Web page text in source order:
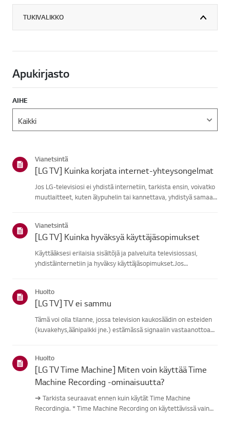
TUKIVALIKKO
Apukirjasto
AIHE
Vianetsintä
[LG TV] Kuinka korjata internet-yhteysongelmat
Jos LG-televisiosi ei yhdistä internetiin, tarkista ensin, voivatko
muutlaitteet, kuten älypuhelin tai kannettava, yhdistyä samaan
Vianetsintä
[LG TV] Kuinka hyväksyä käyttäjäsopimukset
Käyttääksesi erilaisia sisältöjä ja palveluita televisiossasi,
yhdistäinternetiin ja hyväksy käyttäjäsopimukset.Jos
oikea.Palvelu vo...
Huolto
[LG TV] TV ei sammu
Tämä voi olla tilanne, jossa television kaukosäädin on esteiden
(kuvakehys,äänipalkki jne.) estämässä signaalin vastaanottoa
Huolto
[LG TV Time Machine] Miten voin käyttää Time
Machine Recording -ominaisuutta?
➔ Tarkista seuraavat ennen kuin käytät Time Machine
Recordingia. * Time Machine Recording on käytettävissä vain